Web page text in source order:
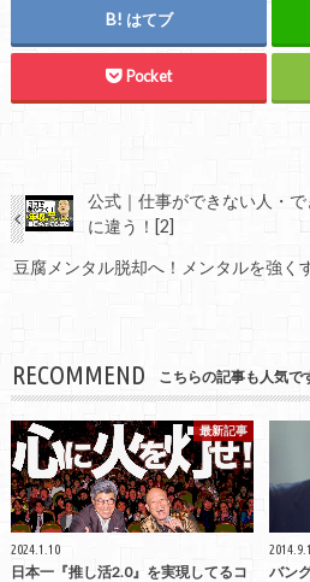
はてブ
Pocket
公式｜仕事ができない人・
に違う！[2]
豆腐メンタル脱却へ！メンタルを強く
RECOMMEND こちらの記事も人気で
最新記事
2024.1.10
日本一『推し活2.0』を実現してるコ
バン